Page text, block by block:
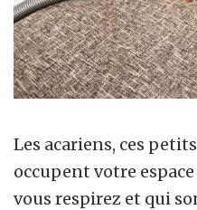
Les acariens, ces
occupent votre
vous respirez et qui